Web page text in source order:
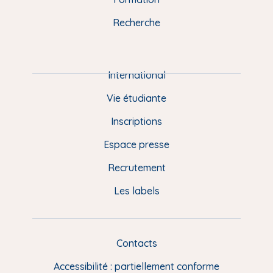
e
e
Recherche
International
Vie étudiante
Inscriptions
Espace presse
Recrutement
Les labels
L
Contacts
Accessibilité : partiellement conforme